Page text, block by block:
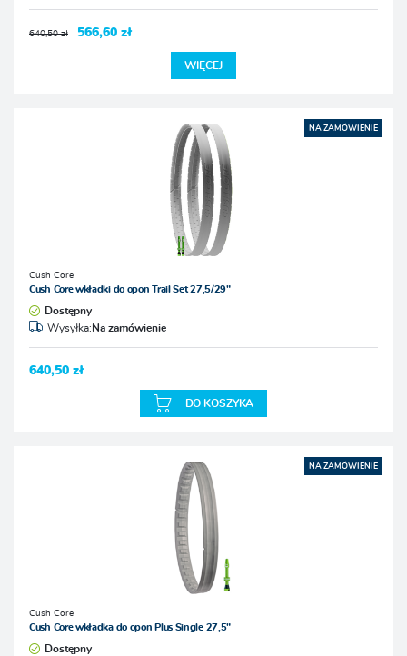
640,50 zł 566,60 zł
WIĘCEJ
NA ZAMÓWIENIE
Cush Core
Cush Core wkładki do opon Trail Set 27,5/29"
Dostępny
Wysyłka:Na zamówienie
640,50 zł
DO KOSZYKA
NA ZAMÓWIENIE
Cush Core
Cush Core wkładka do opon Plus Single 27,5"
Dostępny